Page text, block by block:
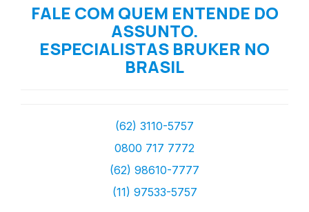
FALE COM QUEM ENTENDE DO
ASSUNTO.
ESPECIALISTAS BRUKER NO
BRASIL
(62) 3110-5757
0800 717 7772
(62) 98610-7777
(11) 97533-5757